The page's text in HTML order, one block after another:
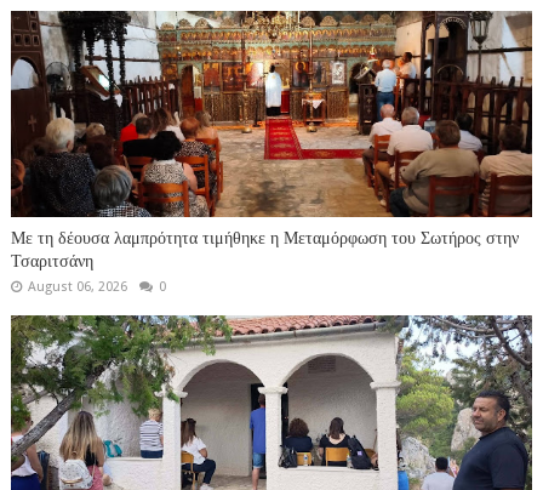
Με τη δέουσα λαμπρότητα τιμήθηκε η Μεταμόρφωση του Σωτήρος στην
Τσαριτσάνη
August 06, 2026 0